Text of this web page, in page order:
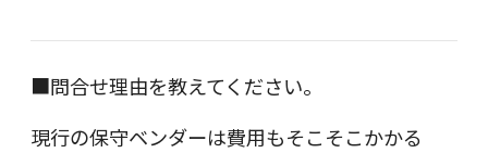
■問合せ理由を教えてください。
現行の保守ベンダーは費用もそこそこかかる